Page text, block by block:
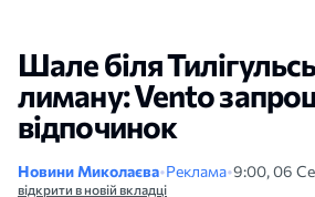
Шале біля
лиману: Vento
відпочинок
Новини Миколаєва•Реклама•9:00, 06
відкрити в новій вкладці